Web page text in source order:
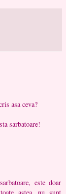
asa ceva?
sarbatoare!
este doar